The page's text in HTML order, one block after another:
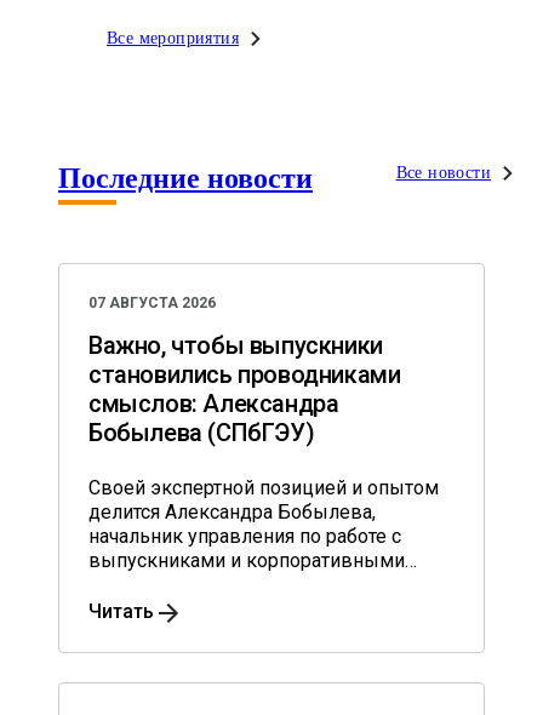
Все мероприятия
Последние новости Все новости
07 АВГУСТА 2026
Важно, чтобы выпускники
становились проводниками
смыслов: Александра
Бобылева (СПбГЭУ)
Своей экспертной позицией и опытом
делится Александра Бобылева,
начальник управления по работе с
выпускниками и корпоративными
государственного экономического
Читать